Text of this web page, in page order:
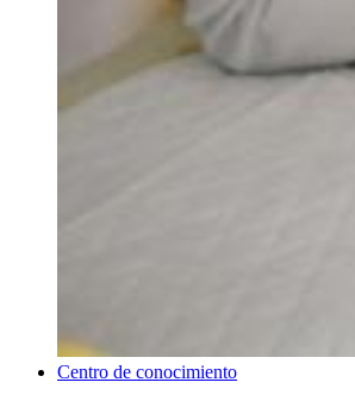
Centro de conocimiento